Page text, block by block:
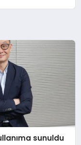
sunuldu